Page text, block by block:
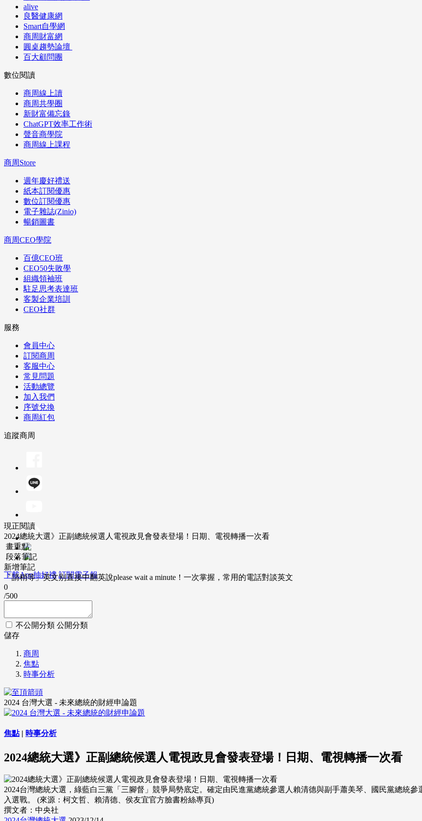
alive
良醫健康網
Smart自學網
商周財富網
圓桌趨勢論壇
百大顧問團
數位閱讀
商周線上讀
商周共學圈
新財富備忘錄
ChatGPT效率工作術
聲音商學院
商周線上課程
商周Store
週年慶好禮送
紙本訂閱優惠
數位訂閱優惠
電子雜誌(Zinio)
暢銷圖書
商周CEO學院
百億CEO班
CEO50失敗學
組織領袖班
駐足思考表達班
客製企業培訓
CEO社群
服務
會員中心
訂閱商周
客服中心
常見問題
活動總覽
加入我們
序號兌換
商周紅包
追蹤商周
下載App抽好禮 訂閱電子報
現正閱讀
2024總統大選》正副總統候選人電視政見會發表登場！日期、電視轉播一次看
畫重點
段落筆記
新增筆記
「請稍等」英文別直接中翻英說please wait a minute！一次掌握，常用的電話對談英文
0
/500
不公開分類 公開分類
儲存
商周
焦點
時事分析
2024 台灣大選 - 未來總統的財經申論題
焦點| 時事分析
2024總統大選》正副總統候選人電視政見會發表登場！日期、電視轉播一次看
2024台灣總統大選，綠藍白三黨「三腳督」競爭局勢底定。確定由民進黨總統參選人賴清德與副手蕭美琴、國民黨總統
入選戰。 (來源：柯文哲、賴清德、侯友宜官方臉書粉絲專頁)
撰文者：中央社